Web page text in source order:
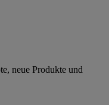
neue Produkte und